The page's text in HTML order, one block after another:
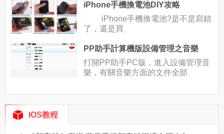
iPhone手機換電池DIY攻略
iPhone手機換電池?是不是寫錯
了，還是買
PP助手計算機版設備管理之音樂
打開PP助手PC版，進入設備管理音
樂，有關音樂方面的文件全部
IOS教程